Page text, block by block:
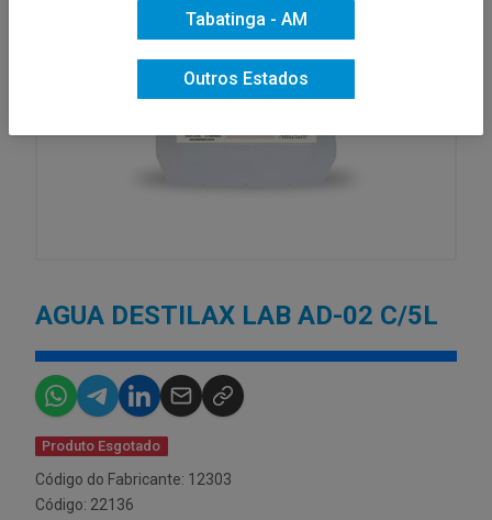
AGUA DESTILAX LAB AD-02 C/5L
Produto Esgotado
Código do Fabricante: 12303
Código: 22136
Tabatinga - AM
Outros Estados